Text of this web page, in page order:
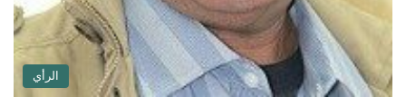
الرأي